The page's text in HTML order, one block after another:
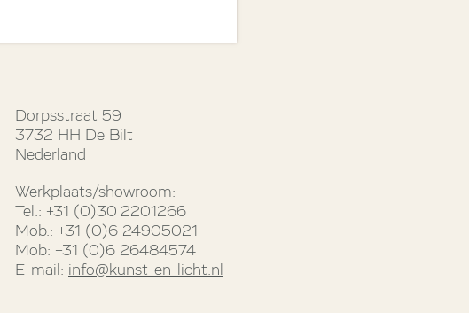
Dorpsstraat 59
3732 HH De Bilt
Nederland
Werkplaats/showroom:
Tel.: +31 (0)30 2201266
Mob.: +31 (0)6 24905021
Mob: +31 (0)6 26484574
E-mail: info@kunst-en-licht.nl